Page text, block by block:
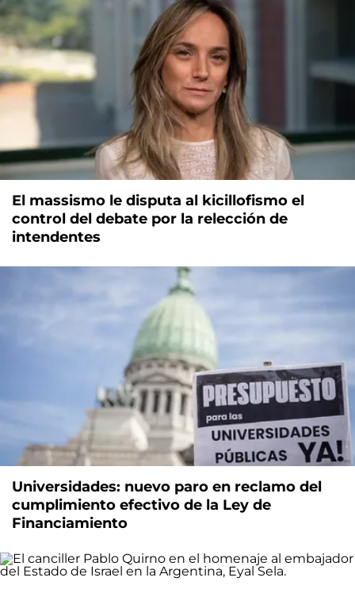
El massismo le disputa al kicillofismo el
control del debate por la relección de
intendentes
Universidades: nuevo paro en reclamo del
cumplimiento efectivo de la Ley de
Financiamiento